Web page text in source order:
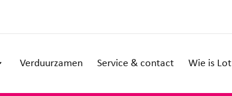
Verduurzamen Service & contact Wie is Lot